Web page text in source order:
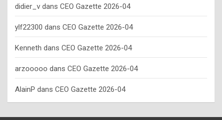
y
o
u
s
h
o
didier_v dans CEO Gazette 2026-04
ylf22300 dans CEO Gazette 2026-04
Kenneth dans CEO Gazette 2026-04
arzooooo dans CEO Gazette 2026-04
AlainP dans CEO Gazette 2026-04